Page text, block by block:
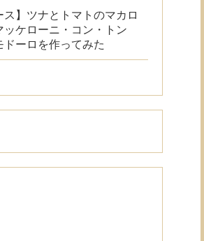
ス】ツナとトマトのマカロ
ッケローニ・コン・トン
ドーロを作ってみた